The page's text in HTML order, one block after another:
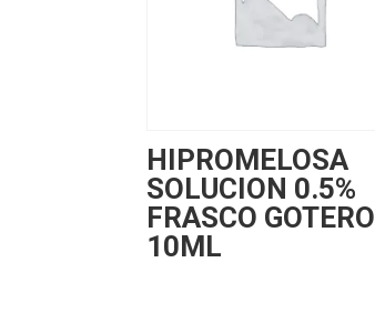
HIPROMELOSA
SOLUCION 0.5%
FRASCO GOTERO
10ML